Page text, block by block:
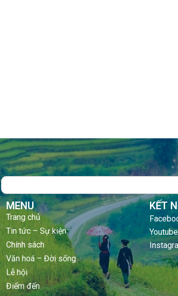
Search
MENU
Trang chủ
Tin tức – Sự kiện
Chính sách
Văn hoá – Đời sống
Lễ hội
Điểm đến
KẾT
Youtube